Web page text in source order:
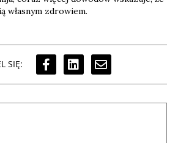
własnym zdrowiem.
SIĘ: